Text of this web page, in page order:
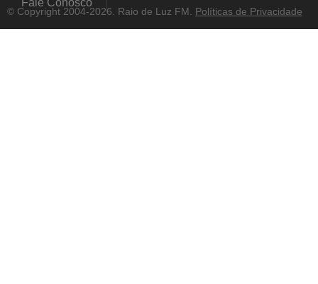
Fale Conosco
© Copyright 2004-2026. Raio de Luz FM. Políticas de Privacidade